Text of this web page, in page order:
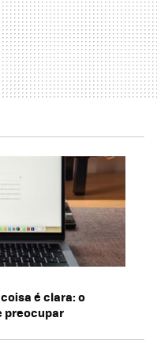
é clara: o
preocupar